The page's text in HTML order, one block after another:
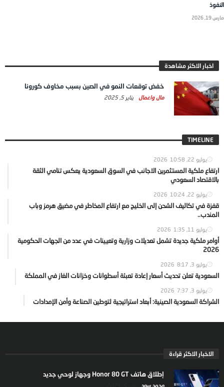
النفوذ
مارس 19, 2026
اخبار الاكثر مشاهدة
خفض توقعات النمو في الصين بسبب مخاوف كورونا
مال واعمال يناير 5, 2025
TIMELINE
يوليو 22, 2026 10:58
ارتفاع ملكية المستثمرين الاجانب في السوق السعودية يعكس تنامي الثقة
بالاقتصاد السعودي
يوليو 22, 2026 10:24
قفزة في تكاليف الشحن إلى الخليج مع ارتفاع المخاطر في مضيق هرمز وباب
المندب..
يوليو 11, 2026 1:35
أوامر ملكية جديدة تشمل تعديلات وزارية وتعيينات في عدد من الجهات الحكومية
2026
يوليو 3, 2026 8:17
السعودية تعلن تحديث أسعار إعادة تعبئة أسطوانات وخزانات الغاز في المملكة
يوليو 3, 2026 7:37
الشراكة السعودية الصينية: أبعاد استراتيجية لتوطين الصناعة وأمن الإمدادات
الاخبار الاكثر قراءة
إطلاق هاتف Honor 80 GT وجهاز لوحي جديد
محمد سعد